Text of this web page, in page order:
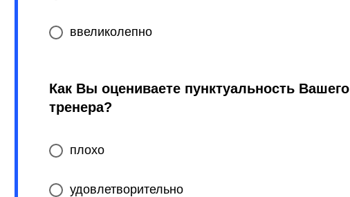
ввеликолепно
Как Вы оцениваете пунктуальность Вашего
тренера?
плохо
удовлетворительно